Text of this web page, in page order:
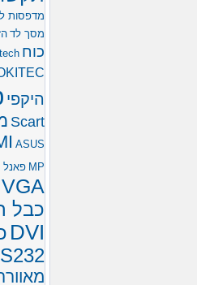
מדפסות
מסך לד
כוח
היקפי
Scart
ASUS
MP פאנל
VGA
כבל
DVI